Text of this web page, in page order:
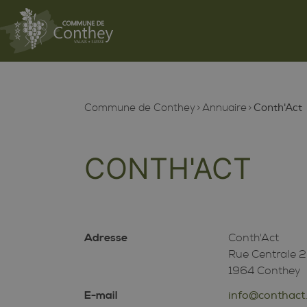
Commune de Conthey Annuaire Conth'Act
CONTH'ACT
Adresse
Conth'Act
Rue Centrale
1964 Conthey
E-mail